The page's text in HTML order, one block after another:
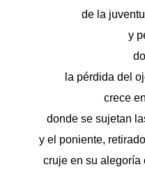
de la
y
la pérdida del
crece
donde se sujetan
y el poniente,
cruje en su alegoría